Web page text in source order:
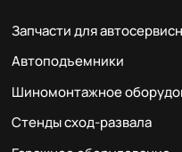
Запчасти для
Автоподъемники
Шиномонтажное
Стенды сход-развала